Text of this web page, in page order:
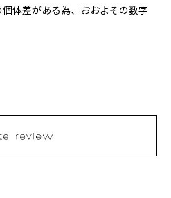
体差がある為、おおよその数字